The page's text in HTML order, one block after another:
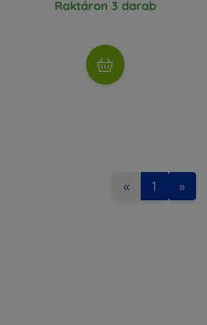
Raktáron 3 darab
« 1 »